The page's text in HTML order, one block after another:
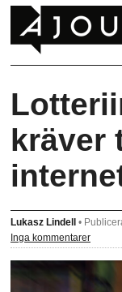
kräver
Lukasz Lindell •
Inga kommentarer